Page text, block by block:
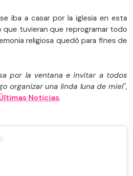
iba a casar por la iglesia en esta
que tuvieran que reprogramar todo
religiosa quedó para fines de
por la ventana e invitar a todos
organizar una linda luna de miel",
Noticias.